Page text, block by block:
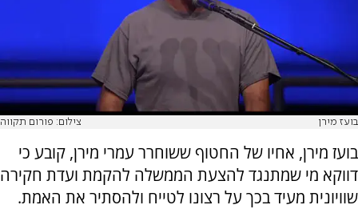
בועז מירן צילום: פורום תקווה
בועז מירן, אחיו של החטוף ששוחרר עמרי מירן, קובע כי
דווקא מי שמתנגד להצעת הממשלה להקמת ועדת חקירה
שוויונית מעיד בכך על רצונו לטייח ולהסתיר את האמת.